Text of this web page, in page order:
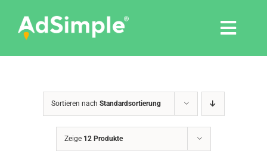
content
Pressemitteilungen
Sortieren nach Standardsortierung
Zeige 12 Produkte